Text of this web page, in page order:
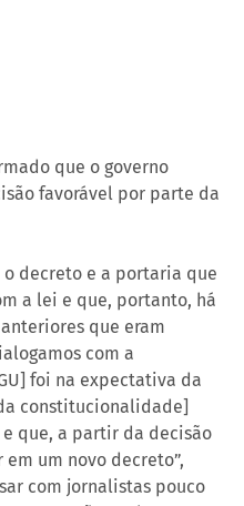
que o governo
favorável por parte da
o decreto e a portaria que
a lei e que, portanto, há
que eram
com a
foi na expectativa da
constitucionalidade]
que, a partir da decisão
um novo decreto”,
com jornalistas pouco